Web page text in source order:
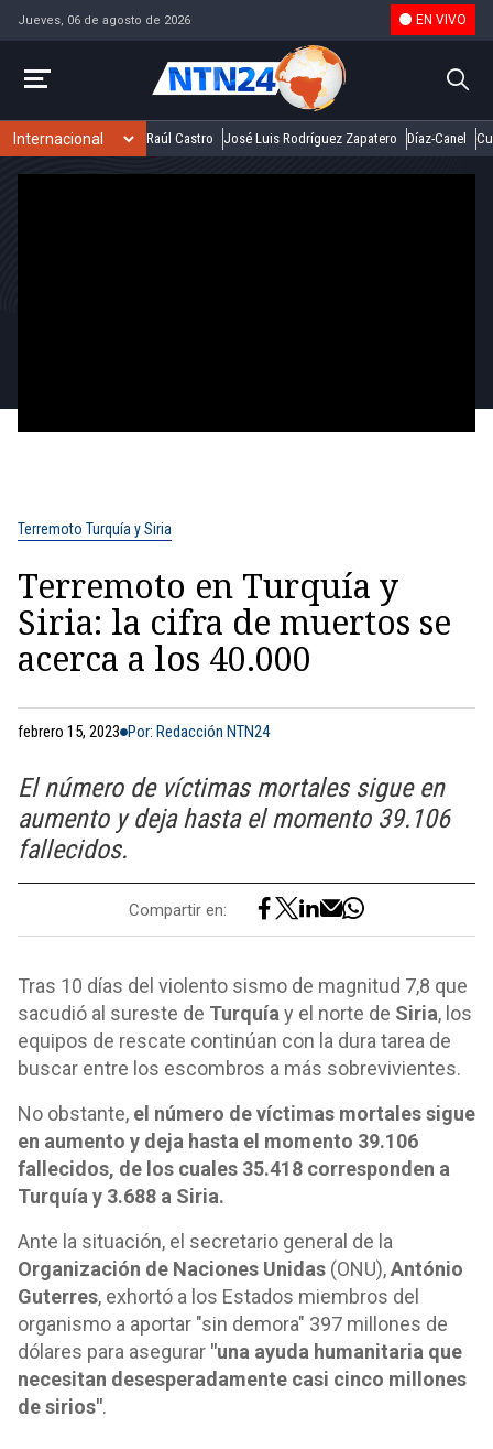
Jueves, 06 de agosto de 2026 EN VIVO
Raúl Castro José Luis Rodríguez Zapatero Díaz-Canel
Terremoto Turquía y Siria
Terremoto en Turquía y
Siria: la cifra de muertos se
acerca a los 40.000
febrero 15, 2023 Por: Redacción NTN24
El número de víctimas mortales sigue en
aumento y deja hasta el momento 39.106
fallecidos.
Compartir en:
Tras 10 días del violento sismo de magnitud 7,8 que
sacudió al sureste de Turquía y el norte de Siria, los
equipos de rescate continúan con la dura tarea de
buscar entre los escombros a más sobrevivientes.
No obstante, el número de víctimas mortales sigue
en aumento y deja hasta el momento 39.106
fallecidos, de los cuales 35.418 corresponden a
Turquía y 3.688 a Siria.
Ante la situación, el secretario general de la
Organización de Naciones Unidas (ONU),António
Guterres, exhortó a los Estados miembros del
organismo a aportar "sin demora" 397 millones de
dólares para asegurar "una ayuda humanitaria que
necesitan desesperadamente casi cinco millones
de sirios".